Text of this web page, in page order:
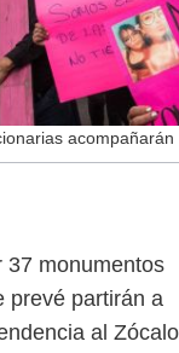
37 monumentos
prevé partirán a
al Zócalo